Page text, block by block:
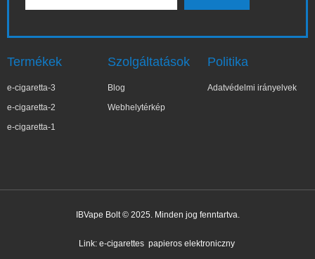
Termékek
e-cigaretta-3
e-cigaretta-2
e-cigaretta-1
Szolgáltatások
Blog
Webhelytérkép
Politika
Adatvédelmi irányelvek
IBVape Bolt © 2025. Minden jog fenntartva.
Link: e-cigarettes papieros elektroniczny
✕
Joa***a